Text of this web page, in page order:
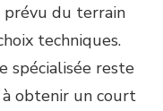
prévu du terrain
techniques.
spécialisée reste
à obtenir un court